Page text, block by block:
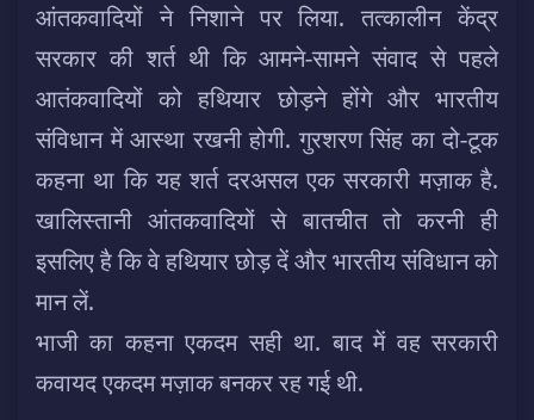
आंतकवादियों ने निशाने पर लिया. तत्कालीन केंद्र
सरकार की शर्त थी कि आमने-सामने संवाद से पहले
आतंकवादियों को हथियार छोड़ने होंगे और भारतीय
संविधान में आस्था रखनी होगी. गुरशरण सिंह का दो-टूक
कहना था कि यह शर्त दरअसल एक सरकारी मज़ाक है.
खालिस्तानी आंतकवादियों से बातचीत तो करनी ही
इसलिए है कि वे हथियार छोड़ दें और भारतीय संविधान को
मान लें.
भाजी का कहना एकदम सही था. बाद में वह सरकारी
कवायद एकदम मज़ाक बनकर रह गई थी.